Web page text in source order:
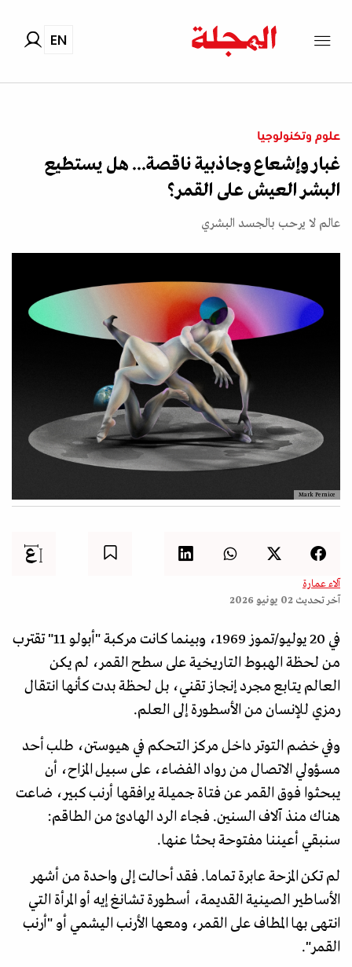
EN
علوم وتكنولوجيا
غبار وإشعاع وجاذبية ناقصة... هل يستطيع
البشر العيش على القمر؟
عالم لا يرحب بالجسد البشري
Mark Pernice
آلاء عمارة
آخر تحديث 02 يونيو 2026
في 20 يوليو/تموز 1969، وبينما كانت مركبة "أبولو 11" تقترب
من لحظة الهبوط التاريخية على سطح القمر، لم يكن
العالم يتابع مجرد إنجاز تقني، بل لحظة بدت كأنها انتقال
رمزي للإنسان من الأسطورة إلى العلم.
وفي خضم التوتر داخل مركز التحكم في هيوستن، طلب أحد
مسؤولي الاتصال من رواد الفضاء، على سبيل المزاح، أن
يبحثوا فوق القمر عن فتاة جميلة يرافقها أرنب كبير، ضاعت
هناك منذ آلاف السنين. فجاء الرد الهادئ من الطاقم:
سنبقي أعيننا مفتوحة بحثا عنها.
لم تكن المزحة عابرة تماما. فقد أحالت إلى واحدة من أشهر
الأساطير الصينية القديمة، أسطورة تشانغ إيه أو المرأة التي
انتهى بها المطاف على القمر، ومعها الأرنب اليشمي أو "أرنب
القمر".